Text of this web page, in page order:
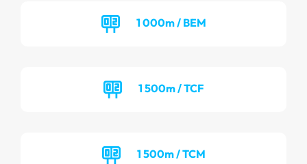
1 000m / BEM
1 500m / TCF
1 500m / TCM